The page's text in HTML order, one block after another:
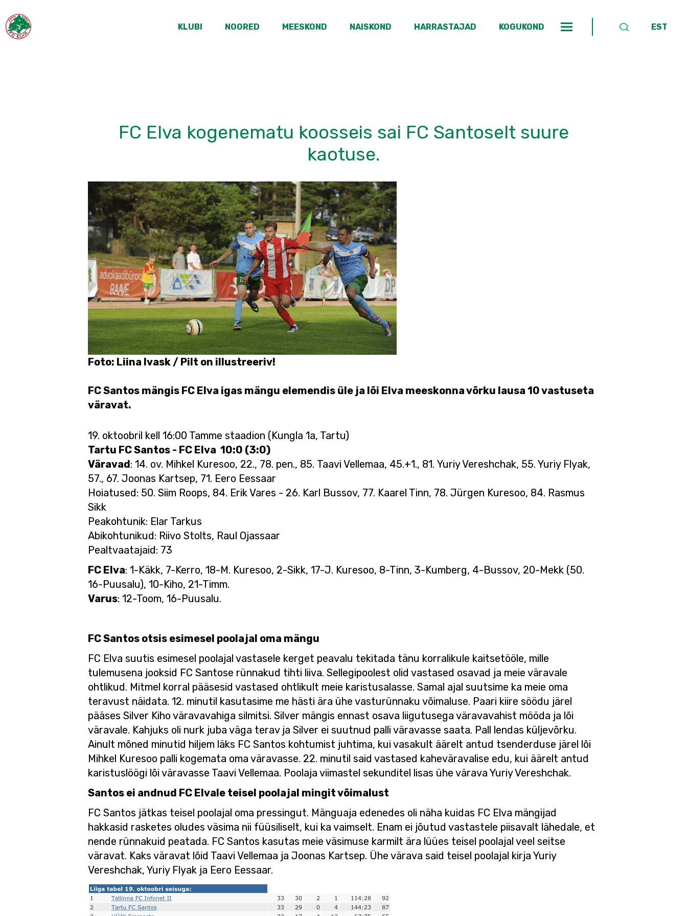
KLUBI NOORED MEESKOND NAISKOND HARRASTAJAD KOGUKOND EST
FC Elva kogenematu koosseis sai FC Santoselt suure
kaotuse.
Foto: Liina Ivask / Pilt on illustreeriv!
FC Santos mängis FC Elva igas mängu elemendis üle ja lõi Elva meeskonna võrku lausa 10 vastuseta
väravat.
19. oktoobril kell 16:00 Tamme staadion (Kungla 1a, Tartu)
Tartu FC Santos - FC Elva 10:0 (3:0)
Väravad: 14. ov. Mihkel Kuresoo, 22., 78. pen., 85. Taavi Vellemaa, 45.+1., 81. Yuriy Vereshchak, 55. Yuriy Flyak,
57., 67. Joonas Kartsep, 71. Eero Eessaar
Hoiatused: 50. Siim Roops, 84. Erik Vares - 26. Karl Bussov, 77. Kaarel Tinn, 78. Jürgen Kuresoo, 84. Rasmus
Sikk
Peakohtunik: Elar Tarkus
Abikohtunikud: Riivo Stolts, Raul Ojassaar
Pealtvaatajaid: 73
FC Elva: 1-Käkk, 7-Kerro, 18-M. Kuresoo, 2-Sikk, 17-J. Kuresoo, 8-Tinn, 3-Kumberg, 4-Bussov, 20-Mekk (50.
16-Puusalu), 10-Kiho, 21-Timm.
Varus: 12-Toom, 16-Puusalu.
FC Santos otsis esimesel poolajal oma mängu
FC Elva suutis esimesel poolajal vastasele kerget peavalu tekitada tänu korralikule kaitsetööle, mille
tulemusena jooksid FC Santose rünnakud tihti liiva. Sellegipoolest olid vastased osavad ja meie väravale
ohtlikud. Mitmel korral pääsesid vastased ohtlikult meie karistusalasse. Samal ajal suutsime ka meie oma
teravust näidata. 12. minutil kasutasime me hästi ära ühe vasturünnaku võimaluse. Paari kiire söödu järel
pääses Silver Kiho väravavahiga silmitsi. Silver mängis ennast osava liigutusega väravavahist mööda ja lõi
väravale. Kahjuks oli nurk juba väga terav ja Silver ei suutnud palli väravasse saata. Pall lendas küljevõrku.
Ainult mõned minutid hiljem läks FC Santos kohtumist juhtima, kui vasakult äärelt antud tsenderduse järel lõi
Mihkel Kuresoo palli kogemata oma väravasse. 22. minutil said vastased kaheväravalise edu, kui äärelt antud
karistuslöögi lõi väravasse Taavi Vellemaa. Poolaja viimastel sekunditel lisas ühe värava Yuriy Vereshchak.
Santos ei andnud FC Elvale teisel poolajal mingit võimalust
FC Santos jätkas teisel poolajal oma pressingut. Mänguaja edenedes oli näha kuidas FC Elva mängijad
hakkasid rasketes oludes väsima nii füüsiliselt, kui ka vaimselt. Enam ei jõutud vastastele piisavalt lähedale, et
nende rünnakuid peatada. FC Santos kasutas meie väsimuse karmilt ära lüües teisel poolajal veel seitse
väravat. Kaks väravat lõid Taavi Vellemaa ja Joonas Kartsep. Ühe värava said teisel poolajal kirja Yuriy
Vereshchak, Yuriy Flyak ja Eero Eessaar.